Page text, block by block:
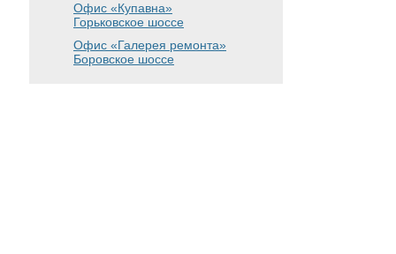
Офис «Купавна»
Горьковское шоссе
Офис «Галерея ремонта»
Боровское шоссе